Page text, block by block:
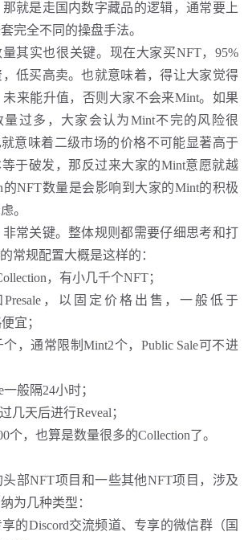
就是走国内数字藏品的逻辑，通常要上
完全不同的操盘手法。
量其实也很关键。现在大家买NFT，95%
低买高卖。也就意味着，得让大家觉得
来能升值，否则大家不会来Mint。如果
量过多，大家会认为Mint不完的风险很
意味着二级市场的价格不可能显著高于
于破发，那反过来大家的Mint意愿就越
的NFT数量是会影响到大家的Mint的积极
。
常关键。整体规则都需要仔细思考和打
常规配置大概是这样的：
，有小几千个NFT；
Presale，以固定价格出售，一般低于
便宜 ；
个，通常限制Mint2个，Public Sale可不进
一般隔24小时；
几天后进行Reveal ；
个，也算是数量很多的Collection了。
头部NFT项目和一些其他NFT项目，涉及
为几种类型：
享的Discord交流频道、 专享的微信群（国